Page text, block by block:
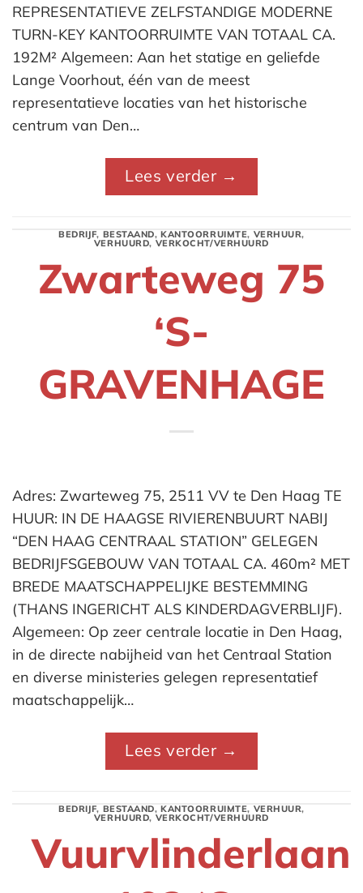
REPRESENTATIEVE ZELFSTANDIGE MODERNE
TURN-KEY KANTOORRUIMTE VAN TOTAAL CA.
192M² Algemeen: Aan het statige en geliefde
Lange Voorhout, één van de meest
representatieve locaties van het historische
centrum van Den…
Lees verder →
BEDRIJF, BESTAAND,KANTOORRUIMTE, VERHUUR,
VERHUURD, VERKOCHT/VERHUURD
Zwarteweg 75
‘S-
GRAVENHAGE
Adres: Zwarteweg 75, 2511 VV te Den Haag TE
HUUR: IN DE HAAGSE RIVIERENBUURT NABIJ
“DEN HAAG CENTRAAL STATION” GELEGEN
BEDRIJFSGEBOUW VAN TOTAAL CA. 460m² MET
BREDE MAATSCHAPPELIJKE BESTEMMING
(THANS INGERICHT ALS KINDERDAGVERBLIJF).
Algemeen: Op zeer centrale locatie in Den Haag,
in de directe nabijheid van het Centraal Station
en diverse ministeries gelegen representatief
maatschappelijk…
Lees verder →
BEDRIJF, BESTAAND,KANTOORRUIMTE, VERHUUR,
VERHUURD, VERKOCHT/VERHUURD
Vuurvlinderlaan